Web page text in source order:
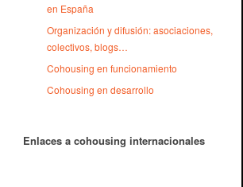
en España
Organización y difusión: asociaciones,
colectivos, blogs…
Cohousing en funcionamiento
Cohousing en desarrollo
Enlaces a cohousing internacionales